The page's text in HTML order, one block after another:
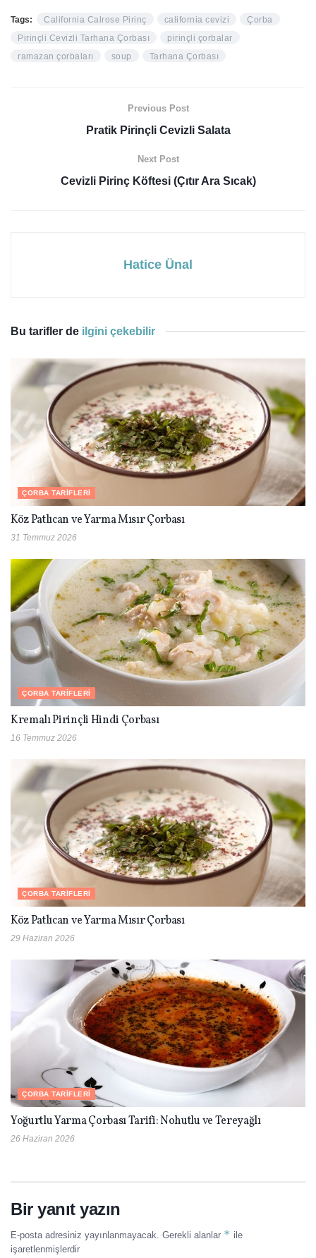
Tags: California Calrose Pirinç california cevizi
Çorba
Pirinçli Cevizli Tarhana Çorbası
pirinçli çorbalar
ramazan çorbaları
soup Tarhana Çorbası
Previous Post
Pratik Pirinçli Cevizli Salata
Next Post
Cevizli Pirinç Köftesi (Çıtır Ara Sıcak)
Hatice Ünal
Bu tarifler de ilgini çekebilir
ÇORBA TARIFLERI
Köz Patlıcan ve Yarma Mısır Çorbası
31 Temmuz 2026
ÇORBA TARIFLERI
Kremalı Pirinçli Hindi Çorbası
16 Temmuz 2026
ÇORBA TARIFLERI
Köz Patlıcan ve Yarma Mısır Çorbası
29 Haziran 2026
ÇORBA TARIFLERI
Yoğurtlu Yarma Çorbası Tarifi: Nohutlu ve Tereyağlı
26 Haziran 2026
Bir yanıt yazın
E-posta adresiniz yayınlanmayacak. Gerekli alanlar * ile
işaretlenmişlerdir